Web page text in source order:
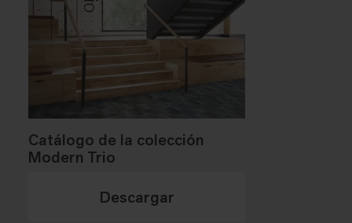
Catálogo de la colección
Modern Trio
Descargar